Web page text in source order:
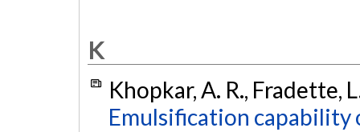
K
Khopkar, A. R., Fradette,
Emulsification capability